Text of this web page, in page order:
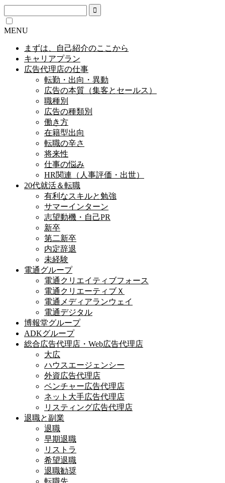
MENU
まずは、自己紹介のここから
キャリアプラン
広告代理店の仕事
転勤・出向・異動
広告の本質（集客とセールス）
職種別
広告の種類別
働き方
在籍型出向
転職の辛さ
将来性
仕事の悩み
HR関連（人事評価・出世）
20代就活＆転職
有利なスキルと勉強
サマーインターン
志望動機・自己PR
新卒
第二新卒
内定辞退
未経験
電通グループ
電通クリエイティブフォース
電通クリエーティブＸ
電通メディアランウェイ
電通デジタル
博報堂グループ
ADKグループ
総合広告代理店・Web広告代理店
大広
ハウスエージェンシー
外資広告代理店
ベンチャー広告代理店
ネット大手広告代理店
リスティング広告代理店
退職と副業
退職
早期退職
リストラ
希望退職
退職勧奨
転職先